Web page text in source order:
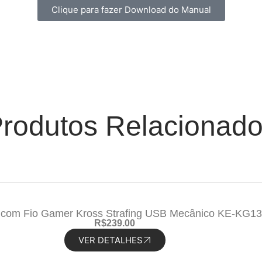
Clique para fazer Download do Manual
Fio Gamer Kross Strafing USB Mecânico KE-
R$239.00
VER DETALHES